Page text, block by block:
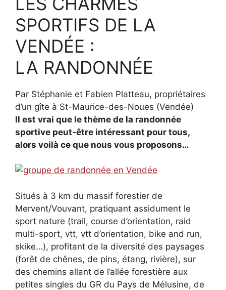
SPORTIFS DE LA
VENDÉE :
LA RANDONNÉE
Par Stéphanie et Fabien Platteau, propriétaires
d’un gîte à St-Maurice-des-Noues (Vendée)
Il est vrai que le thème de la randonnée
sportive peut-être intéressant pour tous,
alors voilà ce que nous vous proposons…
Situés à 3 km du massif forestier de
Mervent/Vouvant, pratiquant assidument le
sport nature (trail, course d’orientation, raid
multi-sport, vtt, vtt d’orientation, bike and run,
skike…), profitant de la diversité des paysages
(forêt de chênes, de pins, étang, rivière), sur
des chemins allant de l’allée forestière aux
petites singles du GR du Pays de Mélusine, de